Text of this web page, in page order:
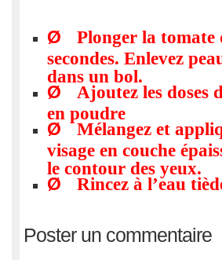
Ø Plonger la tomate
secondes. Enlevez
dans un bol.
Ø Ajoutez les doses
en poudre
Ø Mélangez et
visage en couche
le contour des yeux.
Ø Rincez à l’eau
Poster un commentaire